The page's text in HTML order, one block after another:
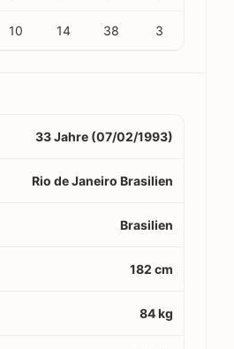
10 14 38 3
33 Jahre (07/02/1993)
Rio de Janeiro Brasilien
Brasilien
182 cm
84 kg